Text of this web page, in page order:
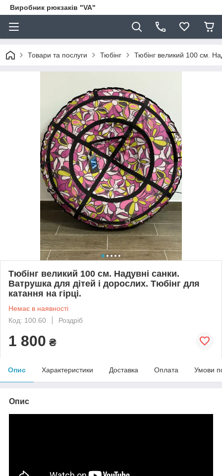
Виробник рюкзаків "VA"
Товари та послуги Тюбінг Тюбінг великий 100 см.
Тюбінг великий 100 см. Надувні санки.
Ватрушка для дітей і дорослих. Тюбінг для
катання на гірці.
Немає в наявності
Код: 100.60
Роздріб
1 800 ₴
Опис Характеристики Доставка Оплата Умови
Опис